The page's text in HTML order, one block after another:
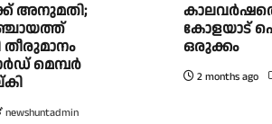
അനുമതി;
മെമ്പർ
newshuntadmin
കോളയാട്
ഒരുക്കം
2 months ago